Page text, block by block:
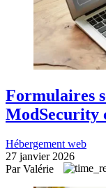
Formulaires
ModSecurity
Hébergement web
27 janvier 2026
Par Valérie